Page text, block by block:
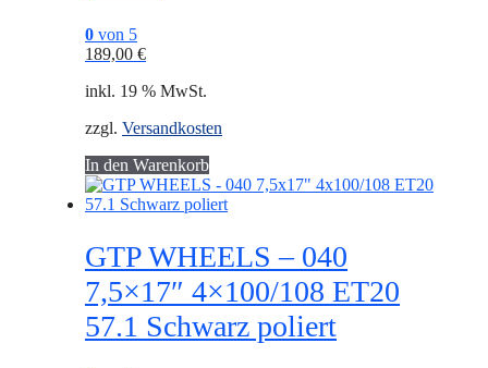
0 von 5
189,00 €
inkl. 19 % MwSt.
zzgl. Versandkosten
In den Warenkorb
GTP WHEELS – 040
7,5×17″ 4×100/108 ET20
57.1 Schwarz poliert